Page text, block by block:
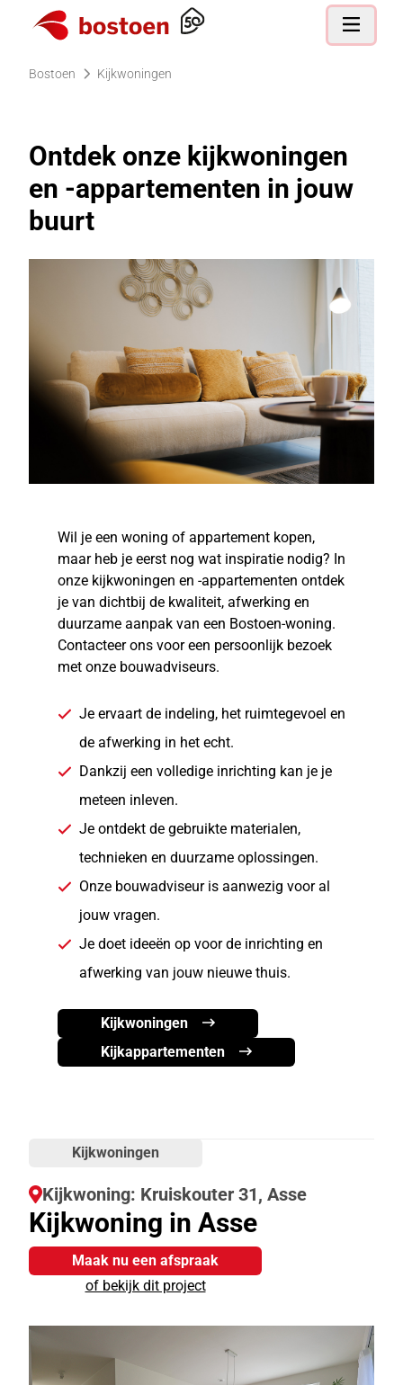
Ga naar de homepagina
Open
Bostoen Kijkwoningen
Ontdek onze kijkwoningen
en -appartementen in jouw
buurt
Wil je een woning of appartement kopen,
maar heb je eerst nog wat inspiratie nodig? In
onze kijkwoningen en -appartementen ontdek
je van dichtbij de kwaliteit, afwerking en
duurzame aanpak van een Bostoen-woning.
Contacteer ons voor een persoonlijk bezoek
met onze bouwadviseurs.
Je ervaart de indeling, het ruimtegevoel en
de afwerking in het echt.
Dankzij een volledige inrichting kan je je
meteen inleven.
Je ontdekt de gebruikte materialen,
technieken en duurzame oplossingen.
Onze bouwadviseur is aanwezig voor al
jouw vragen.
Je doet ideeën op voor de inrichting en
afwerking van jouw nieuwe thuis.
Kijkwoningen
Kijkappartementen
Kijkwoningen
Kijkwoning: Kruiskouter 31, Asse
Kijkwoning in Asse
Maak nu een afspraak
of bekijk dit project